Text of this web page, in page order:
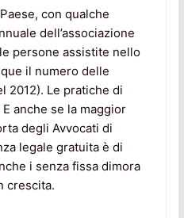
con qualche
dell’associazione
persone assistite nello
il numero delle
2012). Le pratiche di
anche se la maggior
degli Avvocati di
legale gratuita è di
i senza fissa dimora
crescita.